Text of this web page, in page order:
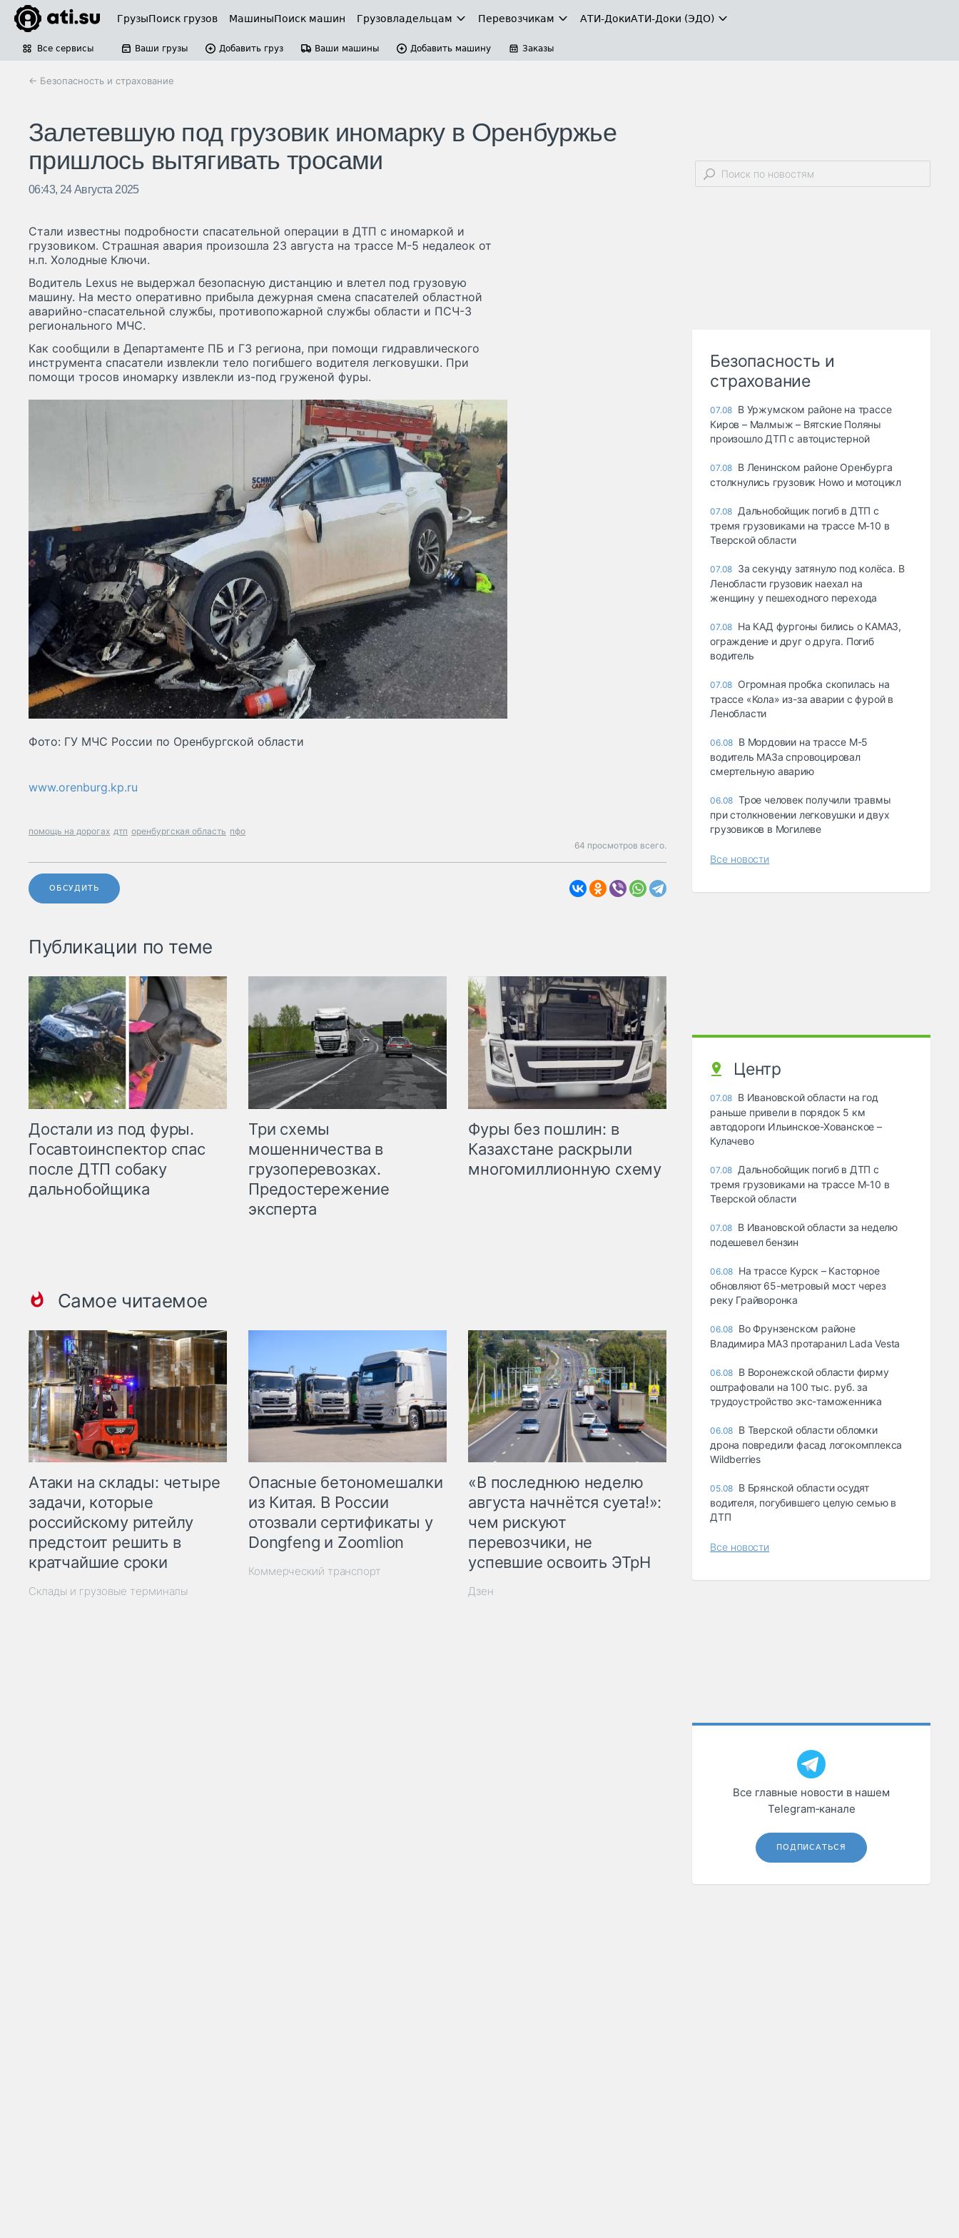
ГрузыПоиск грузов МашиныПоиск машин Грузовладельцам Перевозчикам АТИ-ДокиАТИ-Доки (ЭДО)
Все сервисы Ваши грузы Добавить груз Ваши машины Добавить машину Заказы
← Безопасность и страхование
Залетевшую под грузовик иномарку в Оренбуржье
пришлось вытягивать тросами
06:43, 24 Августа 2025
Стали известны подробности спасательной операции в ДТП с иномаркой и
грузовиком. Страшная авария произошла 23 августа на трассе М-5 недалеок от
н.п. Холодные Ключи.
Водитель Leхus не выдержал безопасную дистанцию и влетел под грузовую
машину. На место оперативно прибыла дежурная смена спасателей областной
аварийно-спасательной службы, противопожарной службы области и ПСЧ-3
регионального МЧС.
Как сообщили в Департаменте ПБ и ГЗ региона, при помощи гидравлического
инструмента спасатели извлекли тело погибшего водителя легковушки. При
помощи тросов иномарку извлекли из-под груженой фуры.
Фото: ГУ МЧС России по Оренбургской области
www.orenburg.kp.ru
помощь на дорогах дтп оренбургская область пфо
64 просмотров всего.
ОБСУДИТЬ
Публикации по теме
Достали из под фуры.
Госавтоинспектор спас
после ДТП собаку
дальнобойщика
Три схемы
мошенничества в
грузоперевозках.
Предостережение
эксперта
Фуры без пошлин: в
Казахстане раскрыли
многомиллионную схему
Самое читаемое
Атаки на склады: четыре
задачи, которые
российскому ритейлу
предстоит решить в
кратчайшие сроки
Склады и грузовые терминалы
Опасные бетономешалки
из Китая. В России
отозвали сертификаты у
Dongfeng и Zoomlion
Коммерческий транспорт
«В последнюю неделю
августа начнётся суета!»:
чем рискуют
перевозчики, не
успевшие освоить ЭТрН
Дзен
Безопасность и
страхование
07.08 В Уржумском районе на трассе
Киров – Малмыж – Вятские Поляны
произошло ДТП с автоцистерной
07.08 В Ленинском районе Оренбурга
столкнулись грузовик Howo и мотоцикл
07.08 Дальнобойщик погиб в ДТП с
тремя грузовиками на трассе М-10 в
Тверской области
07.08 За секунду затянуло под колёса. В
Ленобласти грузовик наехал на
женщину у пешеходного перехода
07.08 На КАД фургоны бились о КАМАЗ,
ограждение и друг о друга. Погиб
водитель
07.08 Огромная пробка скопилась на
трассе «Кола» из-за аварии с фурой в
Ленобласти
06.08 В Мордовии на трассе М-5
водитель МАЗа спровоцировал
смертельную аварию
06.08 Трое человек получили травмы
при столкновении легковушки и двух
грузовиков в Могилеве
Все новости
Центр
07.08 В Ивановской области на год
раньше привели в порядок 5 км
автодороги Ильинское-Хованское –
Кулачево
07.08 Дальнобойщик погиб в ДТП с
тремя грузовиками на трассе М-10 в
Тверской области
07.08 В Ивановской области за неделю
подешевел бензин
06.08 На трассе Курск – Касторное
обновляют 65-метровый мост через
реку Грайворонка
06.08 Во Фрунзенском районе
Владимира МАЗ протаранил Lada Vesta
06.08 В Воронежской области фирму
оштрафовали на 100 тыс. руб. за
трудоустройство экс-таможенника
06.08 В Тверской области обломки
дрона повредили фасад логокомплекса
Wildberries
05.08 В Брянской области осудят
водителя, погубившего целую семью в
ДТП
Все новости
Все главные новости в нашем
Telegram‑канале
ПОДПИСАТЬСЯ